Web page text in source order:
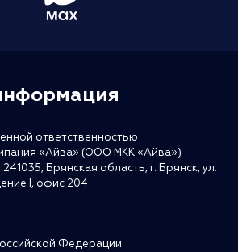
ответственностью
«Айва» (ООО МКК «Айва»)
Брянская область, г. Брянск, ул.
I, офис 204
Федерации